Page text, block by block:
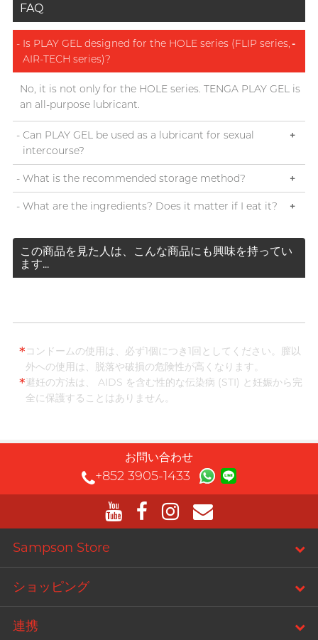
FAQ
Is PLAY GEL designed for the HOLE series (FLIP series,
AIR-TECH series)?
-
No, it is not only for the HOLE series. TENGA PLAY GEL is
an all-purpose lubricant.
Can PLAY GEL be used as a lubricant for sexual
intercourse?
+
What is the recommended storage method? +
What are the ingredients? Does it matter if I eat it? +
この商品を見た人は、こんな商品にも興味を持ってい
ます...
*コンドームの使用は、必ず1個につき1回としてください。膣以
外への使用は、脱落や破損の危険性が高くなります。
*避妊の方法は、 AIDS を含む性的な伝染病 (STI) と妊娠から完
全に保護することはありません。
お問い合わせ
+852 3905-1433
Sampson Store
ショッピング
連携